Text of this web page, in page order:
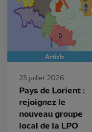
Article
23 juillet 2026
Pays de Lorient :
rejoignez le
nouveau groupe
local de la LPO